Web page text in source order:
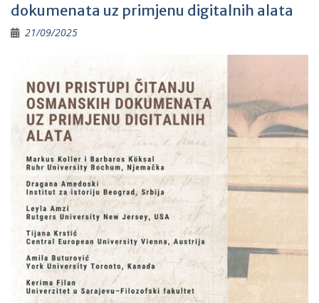
dokumenata uz primjenu digitalnih alata
21/09/2025